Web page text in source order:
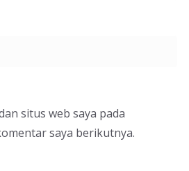
situs web saya pada
saya berikutnya.